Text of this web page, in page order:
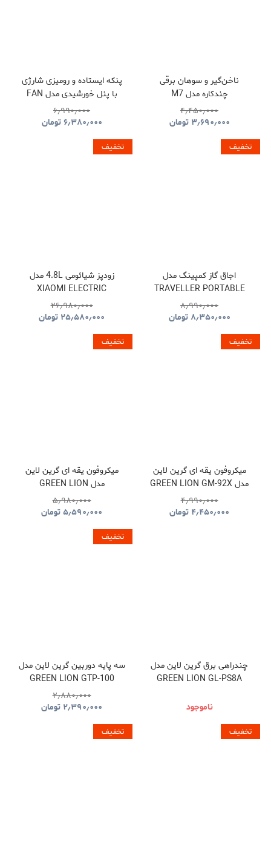
ناخن‌گیر و سوهان برقی
چندکاره مدل M7
۴٫۴۵۰٫۰۰۰
۳٫۶۹۰٫۰۰۰ تومان
پنکه ایستاده و رومیزی شارژی
با پنل خورشیدی مدل FAN
S39
۶٫۹۹۰٫۰۰۰
۶٫۳۸۰٫۰۰۰تومان
تخفیف
اجاق گاز کمپینگ مدل
TRAVELLER PORTABLE
BBQ HYBQ015
۸٫۹۹۰٫۰۰۰
۸٫۳۵۰٫۰۰۰ تومان
تخفیف
زودپز شیائومی 4.8L مدل
XIAOMI ELECTRIC
PRESSURE COOKER
۲۶٫۹۸۰٫۰۰۰
۲۵٫۵۸۰٫۰۰۰ تومان
تخفیف
میکروفون یقه ای گرین لاین
مدل GREEN LION GM-92X
GNGM92XWMBK
۴٫۹۹۰٫۰۰۰
۴٫۴۵۰٫۰۰۰ تومان
تخفیف
میکروفون یقه ای گرین لاین
مدل GREEN LION
GNGM93XMICBK
۵٫۹۸۰٫۰۰۰
۵٫۵۹۰٫۰۰۰تومان
چندراهی برق گرین لاین مدل
GREEN LION GL-PS8A
ناموجود
تخفیف
سه پایه دوربین گرین لاین مدل
GREEN LION GTP-100
GNTP100TRIBK
۲٫۸۸۰٫۰۰۰
۲٫۳۹۰٫۰۰۰ تومان
تخفیف تخفیف